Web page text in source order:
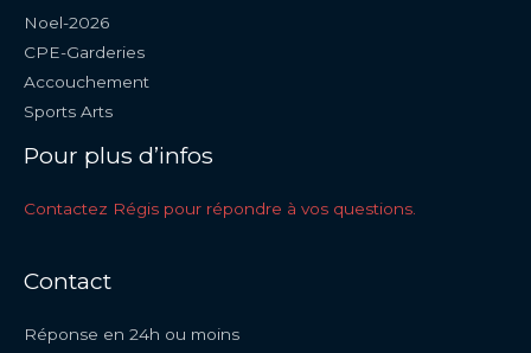
Noel-2026
CPE-Garderies
Accouchement
Sports Arts
Pour plus d’infos
Contactez Régis pour répondre à vos questions.
Contact
Réponse en 24h ou moins